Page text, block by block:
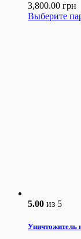
3,800.00 грн
Выберите
5.00 из 5
Уничтожитель